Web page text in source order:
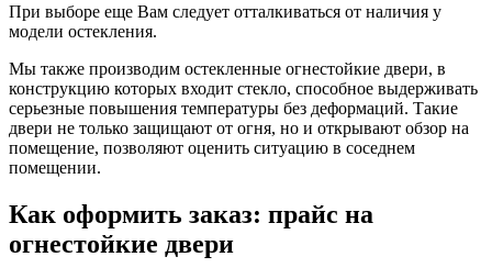
При выборе еще Вам следует отталкиваться от наличия у
модели остекления.
Мы также производим остекленные огнестойкие двери, в
конструкцию которых входит стекло, способное выдерживать
серьезные повышения температуры без деформаций. Такие
двери не только защищают от огня, но и открывают обзор на
помещение, позволяют оценить ситуацию в соседнем
помещении.
Как оформить заказ: прайс на
огнестойкие двери